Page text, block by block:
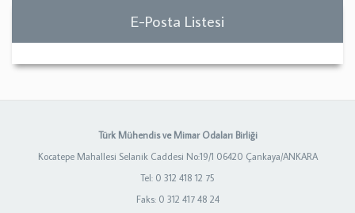
E-Posta Listesi
Türk Mühendis ve Mimar Odaları Birliği
Kocatepe Mahallesi Selanik Caddesi No:19/1 06420 Çankaya/ANKARA
Tel: 0 312 418 12 75
Faks: 0 312 417 48 24